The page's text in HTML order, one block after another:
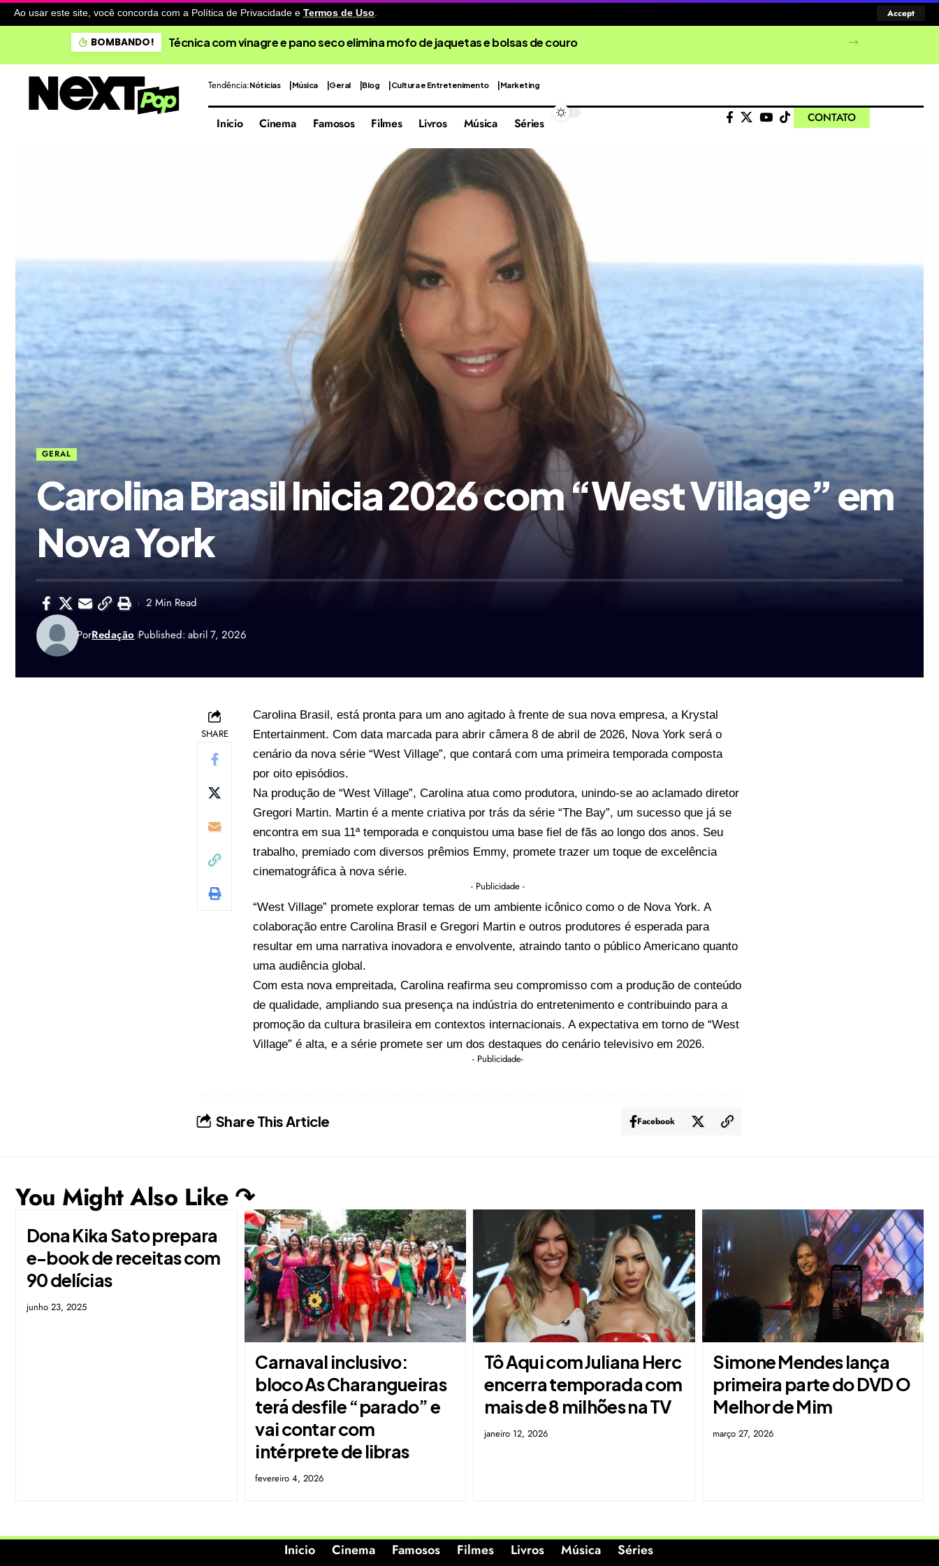
Ao usar este site, você concorda com a Política de Privacidade e Termos de Uso. Accept
BOMBANDO! Técnica com vinagre e pano seco elimina mofo de jaquetas e bolsas de couro
Tendência:Nóticias Música Geral Blog Cultura e Entretenimento Marketing
Inicio Cinema Famosos Filmes Livros Música Séries CONTATO
GERAL
Carolina Brasil Inicia 2026 com “West Village” em
Nova York
PorRedação Published: abril 7, 2026
2 Min Read
SHARE
Carolina Brasil, está pronta para um ano agitado à frente de sua nova empresa, a Krystal
Entertainment. Com data marcada para abrir câmera 8 de abril de 2026, Nova York será o
cenário da nova série “West Village”, que contará com uma primeira temporada composta
por oito episódios.
Na produção de “West Village”, Carolina atua como produtora, unindo-se ao aclamado diretor
Gregori Martin. Martin é a mente criativa por trás da série “The Bay”, um sucesso que já se
encontra em sua 11ª temporada e conquistou uma base fiel de fãs ao longo dos anos. Seu
trabalho, premiado com diversos prêmios Emmy, promete trazer um toque de excelência
cinematográfica à nova série.
- Publicidade -
“West Village” promete explorar temas de um ambiente icônico como o de Nova York. A
colaboração entre Carolina Brasil e Gregori Martin e outros produtores é esperada para
resultar em uma narrativa inovadora e envolvente, atraindo tanto o público Americano quanto
uma audiência global.
Com esta nova empreitada, Carolina reafirma seu compromisso com a produção de conteúdo
de qualidade, ampliando sua presença na indústria do entretenimento e contribuindo para a
promoção da cultura brasileira em contextos internacionais. A expectativa em torno de “West
Village” é alta, e a série promete ser um dos destaques do cenário televisivo em 2026.
- Publicidade-
Share This Article Facebook
You Might Also Like ↷
Dona Kika Sato prepara
e-book de receitas com
90 delícias
junho 23, 2025
Carnaval inclusivo:
bloco As Charangueiras
terá desfile “parado” e
vai contar com
intérprete de libras
fevereiro 4, 2026
Tô Aqui com Juliana Herc
encerra temporada com
mais de 8 milhões na TV
janeiro 12, 2026
Simone Mendes lança
primeira parte do DVD O
Melhor de Mim
março 27, 2026
Inicio Cinema Famosos Filmes Livros Música Séries